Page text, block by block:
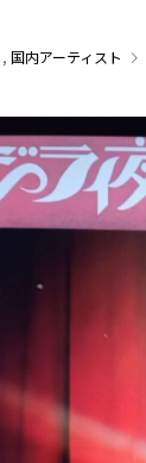
, 国内アーティスト